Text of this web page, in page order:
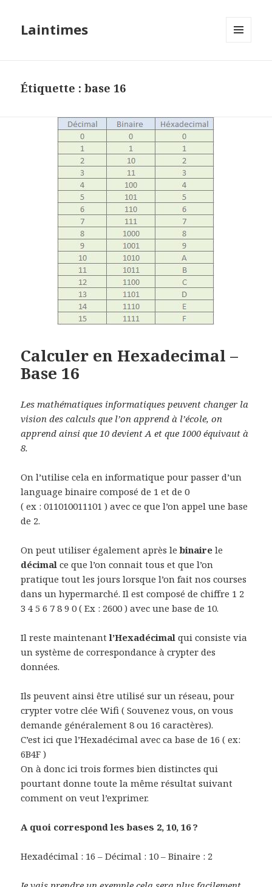
Laintimes
Étiquette :base 16
Calculer en Hexadecimal –
Base 16
Les mathématiques informatiques peuvent changer la
vision des calculs que l’on apprend à l’école, on
apprend ainsi que 10 devient A et que 1000 équivaut à
8.
On l’utilise cela en informatique pour passer d’un
language binaire composé de 1 et de 0
( ex : 011010011101 ) avec ce que l’on appel une base
de 2.
On peut utiliser également après lebinaire le
décimal ce que l’on connait tous et que l’on
pratique tout les jours lorsque l’on fait nos courses
dans un hypermarché. Il est composé de chiffre 1 2
3 4 5 6 7 8 9 0 ( Ex : 2600 ) avec une base de 10.
Il reste maintenant l’Hexadécimalqui consiste via
un système de correspondance à crypter des
données.
Ils peuvent ainsi être utilisé sur un réseau, pour
crypter votre clée Wifi ( Souvenez vous, on vous
demande généralement 8 ou 16 caractères).
C’est ici que l’Hexadécimal avec ca base de 16 ( ex:
6B4F )
On à donc ici trois formes bien distinctes qui
pourtant donne toute la même résultat suivant
comment on veut l’exprimer.
A quoi correspond les bases 2, 10, 16 ?
Hexadécimal : 16 – Décimal : 10 – Binaire : 2